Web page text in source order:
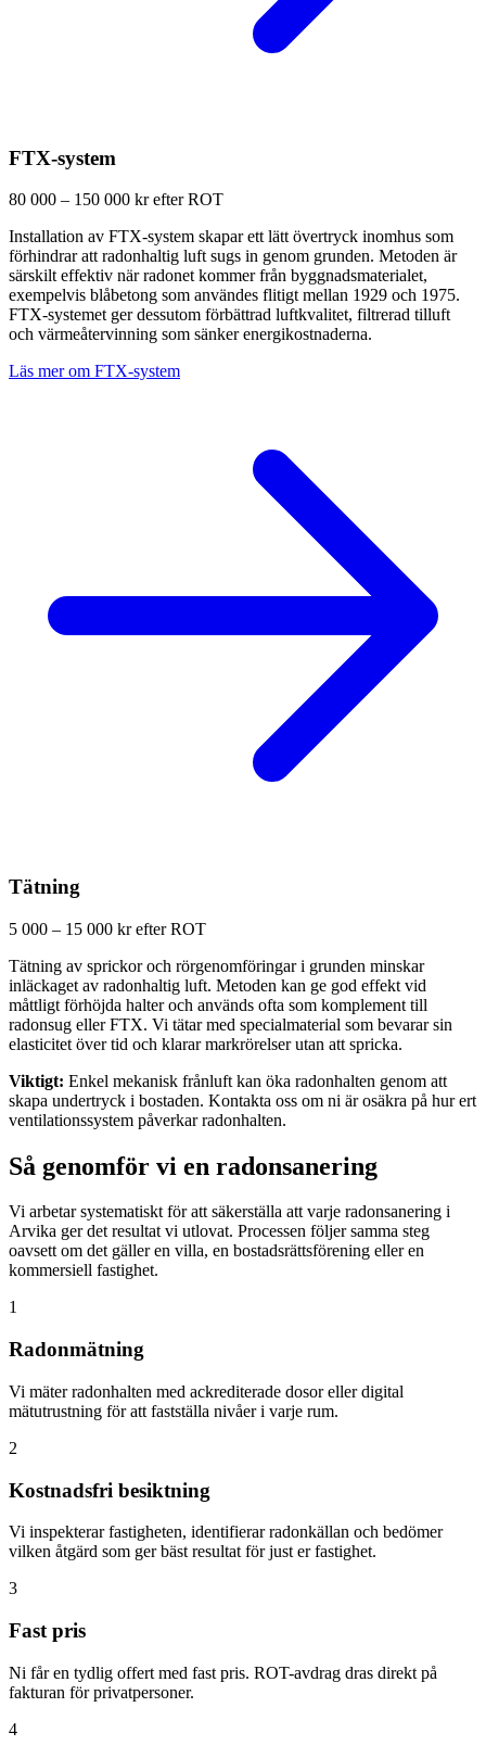
FTX-system
80 000 – 150 000 kr efter ROT
Installation av FTX-system skapar ett lätt övertryck inomhus som
förhindrar att radonhaltig luft sugs in genom grunden. Metoden är
särskilt effektiv när radonet kommer från byggnadsmaterialet,
exempelvis blåbetong som användes flitigt mellan 1929 och 1975.
FTX-systemet ger dessutom förbättrad luftkvalitet, filtrerad tilluft
och värmeåtervinning som sänker energikostnaderna.
Läs mer om FTX-system
Tätning
5 000 – 15 000 kr efter ROT
Tätning av sprickor och rörgenomföringar i grunden minskar
inläckaget av radonhaltig luft. Metoden kan ge god effekt vid
måttligt förhöjda halter och används ofta som komplement till
radonsug eller FTX. Vi tätar med specialmaterial som bevarar sin
elasticitet över tid och klarar markrörelser utan att spricka.
Viktigt: Enkel mekanisk frånluft kan öka radonhalten genom att
skapa undertryck i bostaden. Kontakta oss om ni är osäkra på hur ert
ventilationssystem påverkar radonhalten.
Så genomför vi en radonsanering
Vi arbetar systematiskt för att säkerställa att varje radonsanering i
Arvika ger det resultat vi utlovat. Processen följer samma steg
oavsett om det gäller en villa, en bostadsrättsförening eller en
kommersiell fastighet.
1
Radonmätning
Vi mäter radonhalten med ackrediterade dosor eller digital
mätutrustning för att fastställa nivåer i varje rum.
2
Kostnadsfri besiktning
Vi inspekterar fastigheten, identifierar radonkällan och bedömer
vilken åtgärd som ger bäst resultat för just er fastighet.
3
Fast pris
Ni får en tydlig offert med fast pris. ROT-avdrag dras direkt på
fakturan för privatpersoner.
4